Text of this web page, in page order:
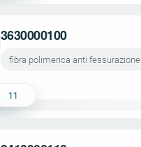
3630000100
fibra polimerica anti fessurazione
11